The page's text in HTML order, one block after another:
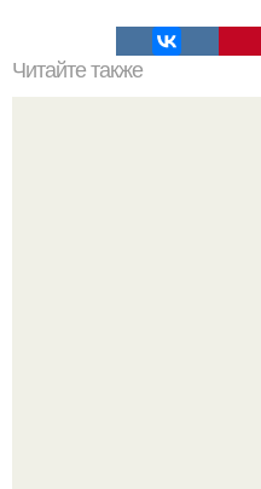
Читайте также